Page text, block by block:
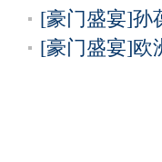
[豪门盛宴]孙
[豪门盛宴]欧